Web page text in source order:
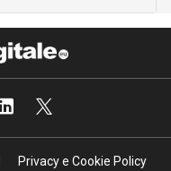
Privacy e Cookie Policy